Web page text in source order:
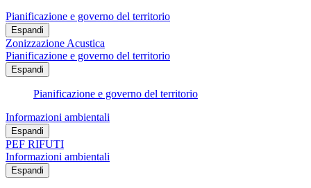
Pianificazione e governo del territorio
Espandi
Zonizzazione Acustica
Pianificazione e governo del territorio
Espandi
Pianificazione e governo del territorio
Informazioni ambientali
Espandi
PEF RIFUTI
Informazioni ambientali
Espandi